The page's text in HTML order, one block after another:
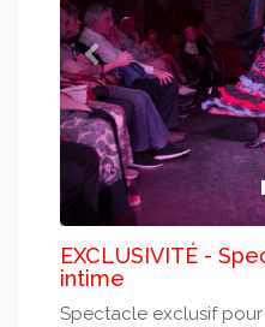
Précédent
EXCLUSIVITÉ -
intime
Spectacle exclusif